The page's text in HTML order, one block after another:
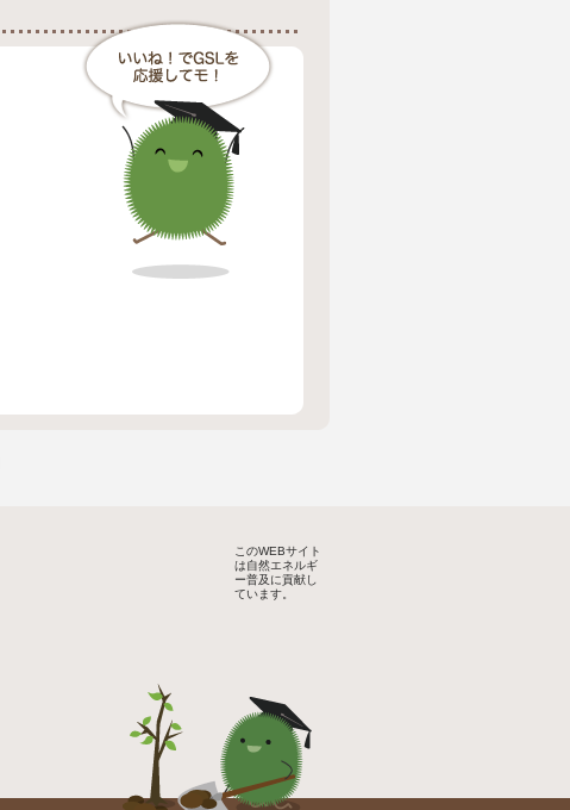
このWEBサイト
は自然エネルギ
ー普及に貢献し
ています。